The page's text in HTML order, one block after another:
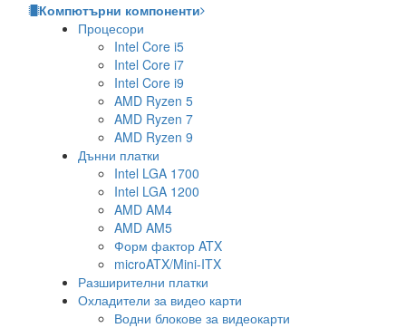
Компютърни компоненти
Процесори
Intel Core i5
Intel Core i7
Intel Core i9
AMD Ryzen 5
AMD Ryzen 7
AMD Ryzen 9
Дънни платки
Intel LGA 1700
Intel LGA 1200
AMD AM4
AMD AM5
Форм фактор ATX
microATX/Mini-ITX
Разширителни платки
Охладители за видео карти
Водни блокове за видеокарти